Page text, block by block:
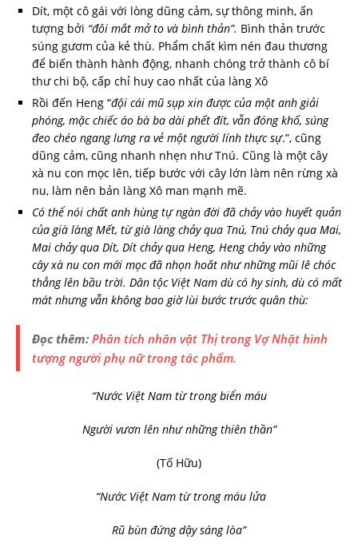
Dít, một cô gái với lòng dũng cảm, sự thông minh, ấn
tượng bởi “đôi mắt mở to và bình thản”. Bình thản trước
súng gươm của kẻ thù. Phẩm chất kìm nén đau thương
để biến thành hành động, nhanh chóng trở thành cô bí
thư chi bộ, cấp chỉ huy cao nhất của làng Xô
Rồi đến Heng “đội cái mũ sụp xin được của một anh giải
phóng, mặc chiếc áo bà ba dài phết đít, vẫn đóng khố, súng
đeo chéo ngang lưng ra vẻ một người lính thực sự.”, cũng
dũng cảm, cũng nhanh nhẹn như Tnú. Cũng là một cây
xà nu con mọc lên, tiếp bước với cây lớn làm nên rừng xà
nu, làm nên bản làng Xô man mạnh mẽ.
Có thể nói chất anh hùng tự ngàn đời đã chảy vào huyết quản
của già làng Mết, từ già làng chảy qua Tnú, Tnú chảy qua Mai,
Mai chảy qua Dít, Dít chảy qua Heng, Heng chảy vào những
cây xà nu con mới mọc đã nhọn hoắt như những mũi lê chóc
thẳng lên bầu trời. Dân tộc Việt Nam dù có hy sinh, dù có mất
mát nhưng vẫn không bao giờ lùi bước trước quân thù:
Đọc thêm: Phân tích nhân vật Thị trong Vợ Nhặt hình
tượng người phụ nữ trong tác phẩm.
“Nước Việt Nam từ trong biển máu
Người vươn lên như những thiên thần”
(Tố Hữu)
“Nước Việt Nam từ trong máu lửa
Rũ bùn đứng dậy sáng lòa”